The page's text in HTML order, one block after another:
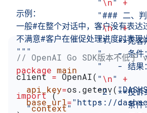
示例：
一般#在整个对话中，客户没有表
不满意#客户在催促处理进度时表
"""
client = OpenAI(
  api_key
=os.getenv(
  base_url
="https://
                "
\n"
+
"### 二、判定
                "
\n" +
"1. **无客
"   - 条件：
"   - 结果
                "
\n"
+
"2. **投诉
"   - 条件：
// OpenAI Go SDK版本不低于
package main
import (
  "
context"